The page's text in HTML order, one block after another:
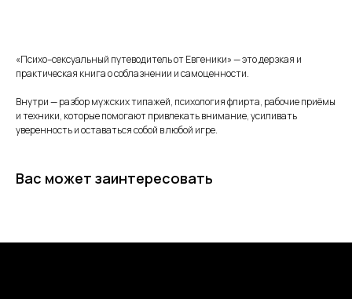
«Психо–сексуальный путеводитель от Евгеники» — это дерзкая и
практическая книга о соблазнении и самоценности.
Внутри — разбор мужских типажей, психология флирта, рабочие приёмы
и техники, которые помогают привлекать внимание, усиливать
уверенность и оставаться собой в любой игре.
Вас может заинтересовать